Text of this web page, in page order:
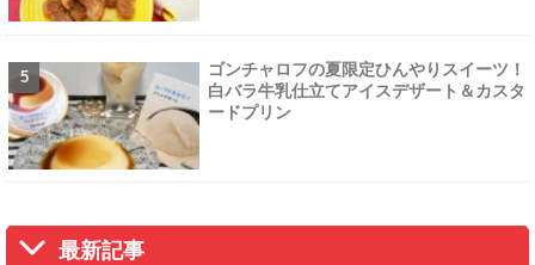
ゴンチャロフの夏限定ひんやりスイーツ！
白バラ牛乳仕立てアイスデザート＆カスタ
ードプリン
最新記事